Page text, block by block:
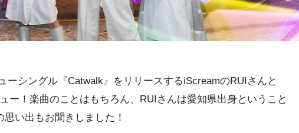
ーシングル『Catwalk』をリリースするiScreamのRUIさんと
ー！楽曲のことはもちろん、RUIさんは愛知県出身ということ
い出もお聞きしました！